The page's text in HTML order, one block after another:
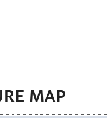
MAP